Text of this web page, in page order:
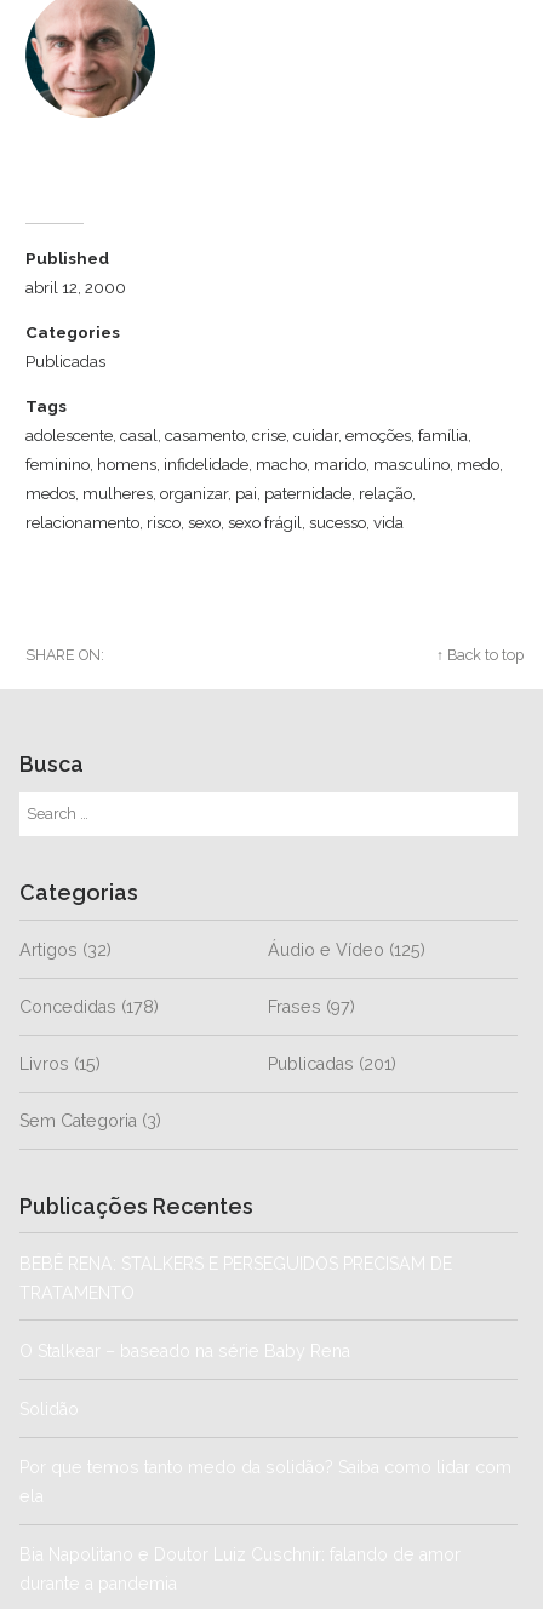
Published
abril 12, 2000
Categories
Publicadas
Tags
adolescente,casal,casamento,crise,cuidar,emoções,família,
feminino, homens, infidelidade, macho, marido, masculino, medo,
medos, mulheres,organizar, pai, paternidade, relação,
relacionamento, risco,sexo,sexo frágil,sucesso,vida
SHARE ON: ↑ Back to top
Busca
Categorias
Artigos (32) Áudio e Vídeo (125)
Concedidas (178) Frases (97)
Livros (15) Publicadas (201)
Sem Categoria (3)
Publicações Recentes
BEBÊ RENA: STALKERS E PERSEGUIDOS PRECISAM DE
TRATAMENTO
O Stalkear – baseado na série Baby Rena
Solidão
Por que temos tanto medo da solidão? Saiba como lidar com
ela
Bia Napolitano e Doutor Luiz Cuschnir: falando de amor
durante a pandemia